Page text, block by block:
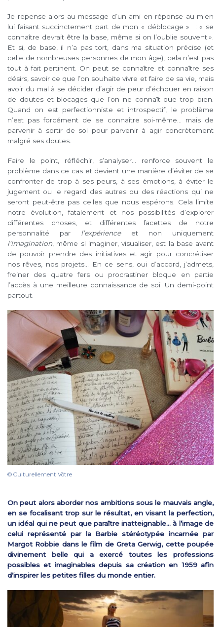
Je repense alors au message d’un ami en réponse au mien
lui faisant succinctement part de mon « déblocage » : « se
connaître devrait être la base, même si on l’oublie souvent.».
Et si, de base, il n’a pas tort, dans ma situation précise (et
celle de nombreuses personnes de mon âge), cela n’est pas
tout à fait pertinent. On peut se connaître et connaître ses
désirs, savoir ce que l’on souhaite vivre et faire de sa vie, mais
avoir du mal à se décider d’agir de peur d’échouer en raison
de doutes et blocages que l’on ne connaît que trop bien.
Quand on est perfectionniste et introspectif, le problème
n’est pas forcément de se connaître soi-même… mais de
parvenir à sortir de soi pour parvenir à agir concrètement
malgré ses doutes.
Faire le point, réfléchir, s’analyser… renforce souvent le
problème dans ce cas et devient une manière d’éviter de se
confronter de trop à ses peurs, à ses émotions, à éviter le
jugement ou le regard des autres ou des réactions qui ne
seront peut-être pas celles que nous espérons. Cela limite
notre évolution, fatalement et nos possibilités d’explorer
différentes choses, et différentes facettes de notre
personnalité par l’expérienceet non uniquement
l’imagination , même si imaginer, visualiser, est la base avant
de pouvoir prendre des initiatives et agir pour concrétiser
nos rêves, nos projets… En ce sens, oui d’accord, j’admets,
freiner des quatre fers ou procrastiner bloque en partie
l’accès à une meilleure connaissance de soi. Un demi-point
partout.
© Culturellement Vôtre
On peut alors aborder nos ambitions sous le mauvais angle,
en se focalisant trop sur le résultat, en visant la perfection,
un idéal qui ne peut que paraître inatteignable… à l’image de
celui représenté par la Barbie stéréotypée incarnée par
Margot Robbie dans le film de Greta Gerwig, cette poupée
divinement belle qui a exercé toutes les professions
possibles et imaginables depuis sa création en 1959 afin
d’inspirer les petites filles du monde entier.